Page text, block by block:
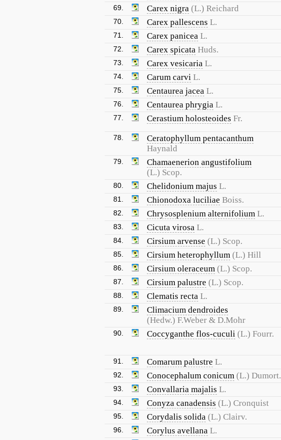
69.
Carex nigra (L.) Reichard
70.
Carex pallescens L.
71.
Carex panicea L.
72.
Carex spicata Huds.
73.
Carex vesicaria L.
74.
Carum carvi L.
75.
Centaurea jacea L.
76.
Centaurea phrygia L.
77.
Cerastium holosteoides Fr.
78.
Ceratophyllum pentacanthum
Haynald
79.
Chamaenerion angustifolium
(L.) Scop.
80.
Chelidonium majus L.
81.
Chionodoxa luciliae Boiss.
82.
Chrysosplenium alternifolium L.
83.
Cicuta virosa L.
84.
Cirsium arvense (L.) Scop.
85.
Cirsium heterophyllum (L.) Hill
86.
Cirsium oleraceum (L.) Scop.
87.
Cirsium palustre (L.) Scop.
88.
Clematis recta L.
89.
Climacium dendroides
(Hedw.) F.Weber & D.Mohr
90. Coccyganthe flos-cuculi (L.) Fourr.
91.
Comarum palustre L.
92.
Conocephalum conicum (L.) Dumort.
93.
Convallaria majalis L.
94.
Conyza canadensis (L.) Cronquist
95.
Corydalis solida (L.) Clairv.
96.
Corylus avellana L.